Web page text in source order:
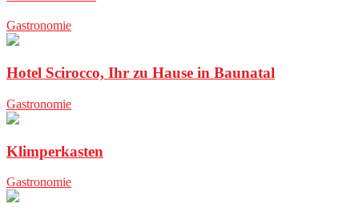
Gastronomie
Hotel Scirocco, Ihr zu Hause in Baunatal
Gastronomie
Klimperkasten
Gastronomie